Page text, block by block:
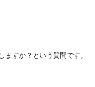
ますか？という質問です。